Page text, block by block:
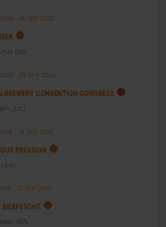
- 05 SEP 2026
(26)
- 09 SEP 2026
BREWERY CONVENTION CONGRESS
(NL)
- 13 SEP 2026
PRESSION
(44)
- 12 SEP 2026
BIERFESCHT
(67)